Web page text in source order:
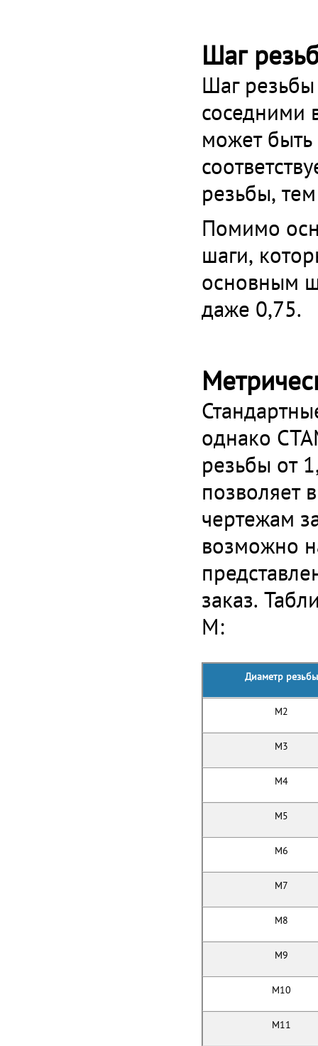
Шаг
Шаг
соседними
может
резьбы,
Помимо
шаги,
основным
даже 0,75.
однако
резьбы от
позволяет
чертежам
возможно
заказ.
M:
Диаметр резьбы
M2
M3
M4
M5
M6
M7
M8
M9
M10
M11